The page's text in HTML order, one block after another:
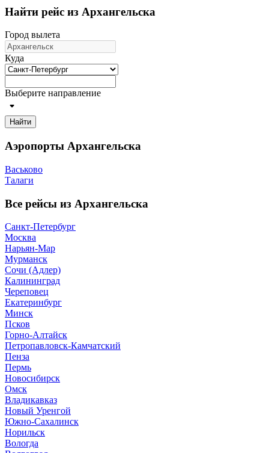
Найти рейс из Архангельска
Город вылета
Куда
Выберите направление
Найти
Аэропорты Архангельска
Васьково
Талаги
Все рейсы из Архангельска
Санкт-Петербург
Москва
Нарьян-Мар
Мурманск
Сочи (Адлер)
Калининград
Череповец
Екатеринбург
Минск
Псков
Горно-Алтайск
Петропавловск-Камчатский
Пенза
Пермь
Новосибирск
Омск
Владикавказ
Новый Уренгой
Южно-Сахалинск
Норильск
Вологда